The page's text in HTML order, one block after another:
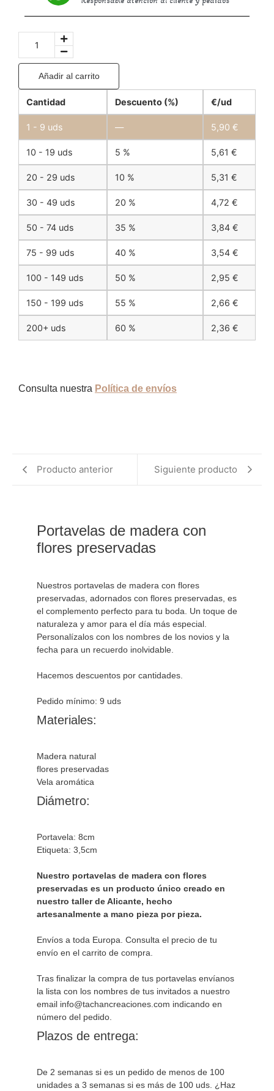
Añadir al carrito
Cantidad Descuento (%) €/ud
1 - 9 uds — 5,90 €
10 - 19 uds 5 % 5,61 €
20 - 29 uds 10 % 5,31 €
30 - 49 uds 20 % 4,72 €
50 - 74 uds 35 % 3,84 €
75 - 99 uds 40 % 3,54 €
100 - 149 uds 50 % 2,95 €
150 - 199 uds 55 % 2,66 €
200+ uds 60 % 2,36 €
Consulta nuestra Política de envíos
Producto anterior Siguiente producto
Portavelas de madera con
flores preservadas
Nuestros portavelas de madera con flores
preservadas, adornados con flores preservadas, es
el complemento perfecto para tu boda. Un toque de
naturaleza y amor para el día más especial.
Personalízalos con los nombres de los novios y la
fecha para un recuerdo inolvidable.
Hacemos descuentos por cantidades.
Materiales:
Madera natural
flores preservadas
Diámetro:
Portavela: 8cm
Etiqueta: 3,5cm
Nuestro portavelas de madera con flores
preservadas es un producto único creado en
nuestro taller de Alicante, hecho
artesanalmente a mano pieza por pieza.
Envíos a toda Europa. Consulta el precio de tu
envío en el carrito de compra.
Tras finalizar la compra de tus portavelas envíanos
la lista con los nombres de tus invitados a nuestro
email info@tachancreaciones.com indicando en
Plazos de entrega:
De 2 semanas si es un pedido de menos de 100
unidades a 3 semanas si es más de 100 uds. ¿Haz